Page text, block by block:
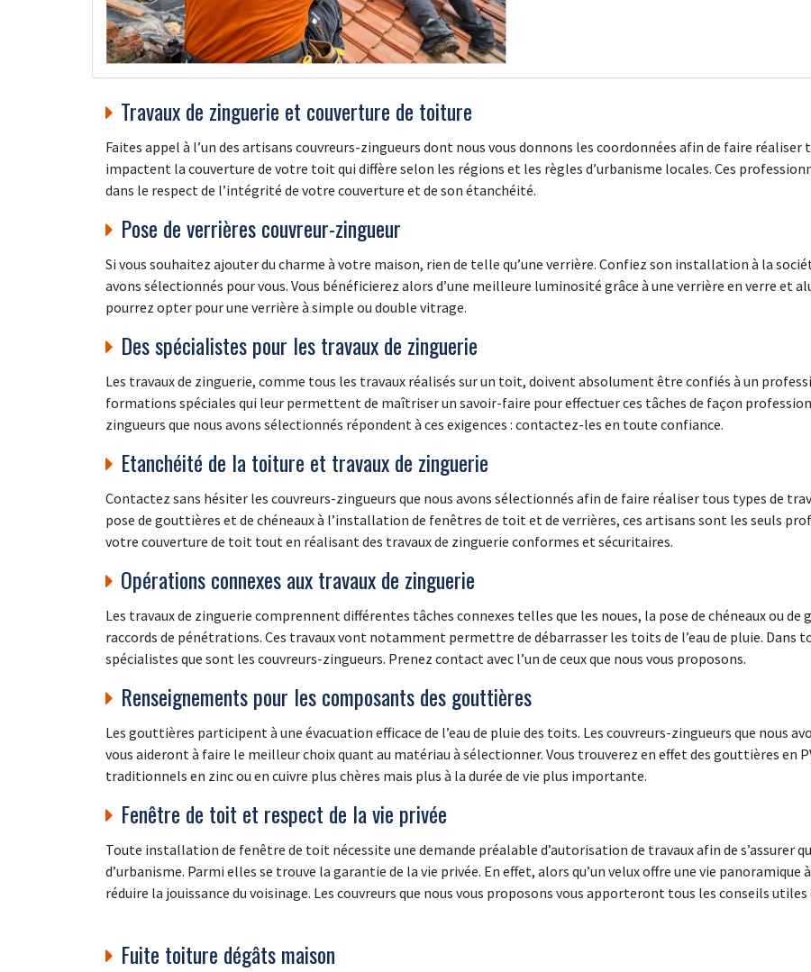
Travaux de zinguerie et couverture de toiture
Faites appel à l’un des artisans couvreurs-zingueurs dont nous vous donnons les coordonnées afin de faire réaliser
impactent la couverture de votre toit qui diffère selon les régions et les règles d’urbanisme locales. Ces
dans le respect de l’intégrité de votre couverture et de son étanchéité.
Pose de verrières couvreur-zingueur
Si vous souhaitez ajouter du charme à votre maison, rien de telle qu’une verrière. Confiez son installation à la
avons sélectionnés pour vous. Vous bénéficierez alors d’une meilleure luminosité grâce à une verrière en verre et
pourrez opter pour une verrière à simple ou double vitrage.
Des spécialistes pour les travaux de zinguerie
Les travaux de zinguerie, comme tous les travaux réalisés sur un toit, doivent absolument être confiés à un
formations spéciales qui leur permettent de maîtriser un savoir-faire pour effectuer ces tâches de façon
zingueurs que nous avons sélectionnés répondent à ces exigences : contactez-les en toute confiance.
Etanchéité de la toiture et travaux de zinguerie
Contactez sans hésiter les couvreurs-zingueurs que nous avons sélectionnés afin de faire réaliser tous types de
pose de gouttières et de chéneaux à l’installation de fenêtres de toit et de verrières, ces artisans sont les seuls
votre couverture de toit tout en réalisant des travaux de zinguerie conformes et sécuritaires.
Opérations connexes aux travaux de zinguerie
Les travaux de zinguerie comprennent différentes tâches connexes telles que les noues, la pose de chéneaux ou
raccords de pénétrations. Ces travaux vont notamment permettre de débarrasser les toits de l’eau de pluie. Dans
spécialistes que sont les couvreurs-zingueurs. Prenez contact avec l’un de ceux que nous vous proposons.
Renseignements pour les composants des gouttières
Les gouttières participent à une évacuation efficace de l’eau de pluie des toits. Les couvreurs-zingueurs que nous
vous aideront à faire le meilleur choix quant au matériau à sélectionner. Vous trouverez en effet des gouttières en
traditionnels en zinc ou en cuivre plus chères mais plus à la durée de vie plus importante.
Fenêtre de toit et respect de la vie privée
Toute installation de fenêtre de toit nécessite une demande préalable d’autorisation de travaux afin de s’assurer
d’urbanisme. Parmi elles se trouve la garantie de la vie privée. En effet, alors qu’un velux offre une vie
réduire la jouissance du voisinage. Les couvreurs que nous vous proposons vous apporteront tous les conseils
Fuite toiture dégâts maison